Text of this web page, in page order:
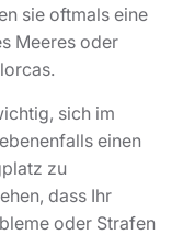
sie oftmals eine
Meeres oder
sich im
einen
zu
dass Ihr
oder Strafen